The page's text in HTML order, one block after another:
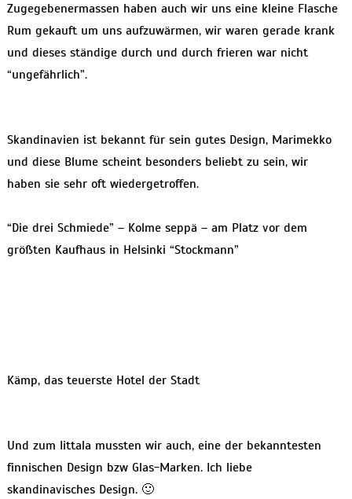
Zugegebenermassen haben auch wir uns eine kleine Flasche
Rum gekauft um uns aufzuwärmen, wir waren gerade krank
und dieses ständige durch und durch frieren war nicht
“ungefährlich”.
Skandinavien ist bekannt für sein gutes Design, Marimekko
und diese Blume scheint besonders beliebt zu sein, wir
haben sie sehr oft wiedergetroffen.
“Die drei Schmiede” – Kolme seppä – am Platz vor dem
größten Kaufhaus in Helsinki “Stockmann”
Kämp, das teuerste Hotel der Stadt
Und zum Iittala mussten wir auch, eine der bekanntesten
finnischen Design bzw Glas-Marken. Ich liebe
skandinavisches Design. 🙂